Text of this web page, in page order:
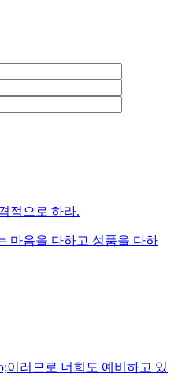
적으로 하라.
마음을 다하고 성품을 다하
이러므로 너희도 예비하고 있